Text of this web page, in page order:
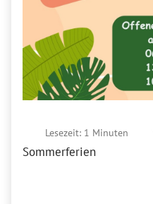
Lesezeit: 1 Minuten
Sommerferien